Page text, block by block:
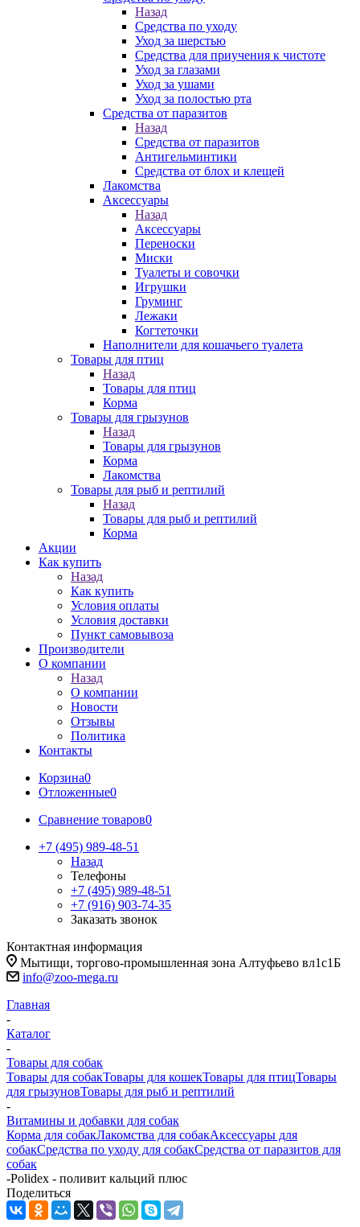
Назад
Средства по уходу
Уход за шерстью
Средства для приучения к чистоте
Уход за глазами
Уход за ушами
Уход за полостью рта
Средства от паразитов
Назад
Средства от паразитов
Антигельминтики
Средства от блох и клещей
Лакомства
Аксессуары
Назад
Аксессуары
Переноски
Миски
Туалеты и совочки
Игрушки
Груминг
Лежаки
Когтеточки
Наполнители для кошачьего туалета
Товары для птиц
Назад
Товары для птиц
Корма
Товары для грызунов
Назад
Товары для грызунов
Корма
Лакомства
Товары для рыб и рептилий
Назад
Товары для рыб и рептилий
Корма
Акции
Как купить
Назад
Как купить
Условия оплаты
Условия доставки
Пункт самовывоза
Производители
О компании
Назад
О компании
Новости
Отзывы
Политика
Контакты
Корзина0
Отложенные0
Сравнение товаров0
+7 (495) 989-48-51
Назад
Телефоны
+7 (495) 989-48-51
+7 (916) 903-74-35
Заказать звонок
Контактная информация
Мытищи, торгово-промышленная зона Алтуфьево вл1с1Б
info@zoo-mega.ru
Главная
-
Каталог
-
Товары для собак
Товары для собакТовары для кошекТовары для птицТовары
для грызуновТовары для рыб и рептилий
-
Витамины и добавки для собак
Корма для собакЛакомства для собакАксессуары для
собакСредства по уходу для собакСредства от паразитов для
собак
-Polidex - поливит кальций плюс
Поделиться